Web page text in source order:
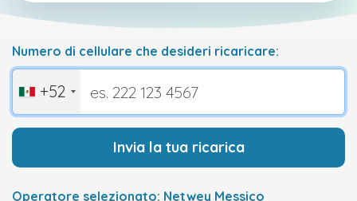
Numero di cellulare che desideri ricaricare:
+52
Invia la tua ricarica
Operatore selezionato: Netwey Messico